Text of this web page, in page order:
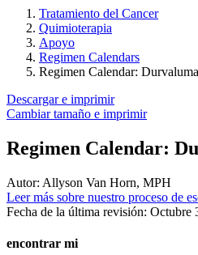
Tratamiento del Cancer
Quimioterapia
Apoyo
Regimen Calendars
Regimen Calendar:
Descargar e imprimir
Cambiar tamaño e imprimir
Regimen Calendar:
Autor: Allyson Van Horn, MPH
Leer más sobre nuestro proceso de
Fecha de la última revisión: Octubre
encontrar mi